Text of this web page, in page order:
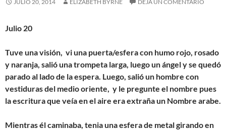
JULIO 20, 2014 ELIZABETH BYRNE DEJA UN COMENTARIO
Julio 20
Tuve una visión, vi una puerta/esfera con humo rojo, rosado
y naranja, salió una trompeta larga, luego un ángel y se quedó
parado al lado de la espera. Luego, salió un hombre con
vestiduras del medio oriente, y le pregunte el nombre pues
la escritura que veía en el aire era extraña un Nombre arabe.
Mientras él caminaba, tenia una esfera de metal girando en